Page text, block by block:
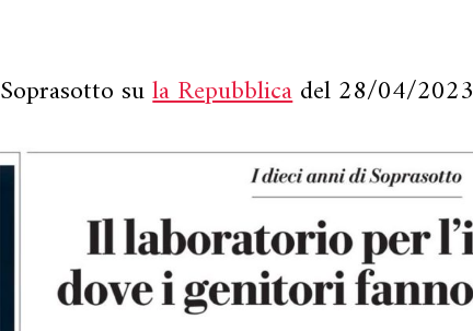
Soprasotto sula Repubblicadel 28/04/2023